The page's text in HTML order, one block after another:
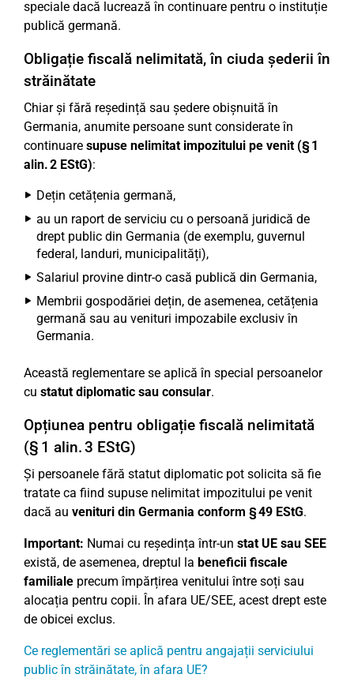
speciale dacă lucrează în continuare pentru o instituție
publică germană.
Obligație fiscală nelimitată, în ciuda șederii în
străinătate
Chiar și fără reședință sau ședere obișnuită în
Germania, anumite persoane sunt considerate în
continuare supuse nelimitat impozitului pe venit (§ 1
alin. 2 EStG):
Dețin cetățenia germană,
au un raport de serviciu cu o persoană juridică de
drept public din Germania (de exemplu, guvernul
federal, landuri, municipalități),
Salariul provine dintr-o casă publică din Germania,
Membrii gospodăriei dețin, de asemenea, cetățenia
germană sau au venituri impozabile exclusiv în
Germania.
Această reglementare se aplică în special persoanelor
cu statut diplomatic sau consular.
Opțiunea pentru obligație fiscală nelimitată
(§ 1 alin. 3 EStG)
Și persoanele fără statut diplomatic pot solicita să fie
tratate ca fiind supuse nelimitat impozitului pe venit
dacă au venituri din Germania conform § 49 EStG.
Important: Numai cu reședința într-un stat UE sau SEE
există, de asemenea, dreptul la beneficii fiscale
familiale precum împărțirea venitului între soți sau
alocația pentru copii. În afara UE/SEE, acest drept este
de obicei exclus.
Ce reglementări se aplică pentru angajații serviciului
public în străinătate, în afara UE?